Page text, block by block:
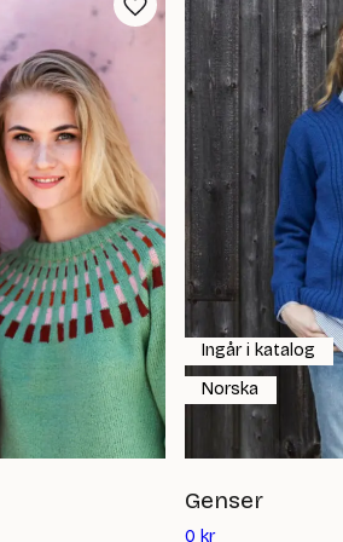
Genser
0 krDet
Ingår i katalog
Norska